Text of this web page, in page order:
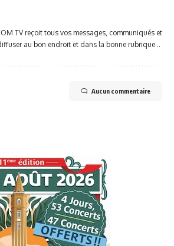
TV reçoit tous vos messages, communiqués et
au bon endroit et dans la bonne rubrique ..
Aucun commentaire